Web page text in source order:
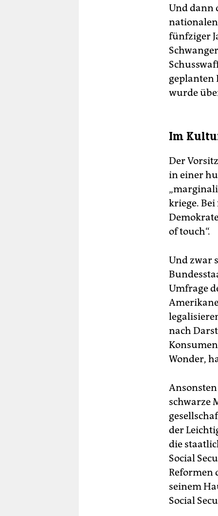
Und dann
fünfziger
geplanten
wurde
Im
Der
in einer
kriege.
of touch“.
Und zwar
Umfrage
nach
Wonder,
schwarze
der
die
Social
Reformen
seinem
Social